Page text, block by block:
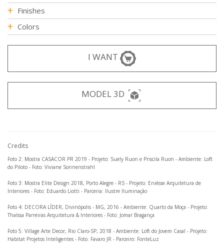
Finishes
Colors
I WANT
MODEL 3D
Credits
Foto 2: Mostra CASACOR PR 2019 - Projeto: Suely Ruon e Priscila Ruon - Ambiente: Loft
do Piloto - Foto: Viviane Sonnenstrahl
Foto 3: Mostra Elite Design 2018, Porto Alegre - RS - Projeto: Eniésse Arquitetura de
Interiores - Foto: Eduardo Liotti - Parceria: Ilustre Iluminação
Foto 4: DECORA LÍDER, Divinópolis - MG, 2016 - Ambiente: Quarto da Moça - Projeto:
Thaíssa Parreiras Arquitetura & Interiores - Foto: Jomar Bragança
Foto 5: Village Arte Decor, Rio Claro-SP, 2018 - Ambiente: Loft do Jovem Casal - Projeto:
Habitat Projetos Inteligentes - Foto: Favaro JR - Parceiro: FonteLuz